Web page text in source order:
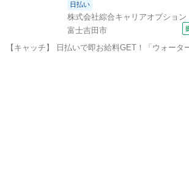
日払い
株式会社綜合キャリアオプション
富士吉田市
【キャッチ】 日払いで即お給料GET！「ウォータ